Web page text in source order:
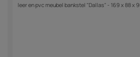
leer en pvc meubel bankstel "Dallas" - 169 x 88 x